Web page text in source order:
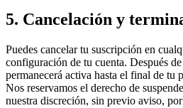
5. Cancelación y
Puedes cancelar tu suscripción en
configuración de tu cuenta. Después
permanecerá activa hasta el final de tu
Nos reservamos el derecho de
nuestra discreción, sin previo aviso,